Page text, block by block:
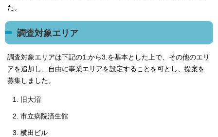
た。
調査対象エリア
調査対象エリアは下記の1.から3.を基本とした上で、その他のエリ
アを追加し、自由に事業エリアを設定することを可とし、提案を
募集しました。
旧大沼
市立病院済生館
横田ビル